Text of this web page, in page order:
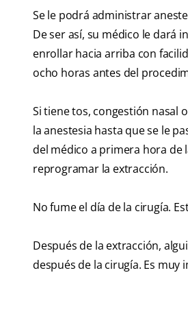
Se le podrá administrar
De ser así, su médico le dará
enrollar hacia arriba con
ocho horas antes del
Si tiene tos, congestión nasal
la anestesia hasta que se le
del médico a primera hora de
reprogramar la extracción.
No fume el día de la cirugía.
Después de la extracción,
después de la cirugía. Es